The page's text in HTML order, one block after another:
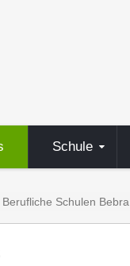
Schule
Berufliche Schulen